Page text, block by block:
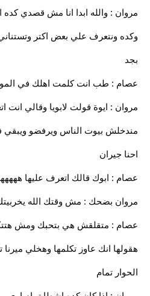
مروان : والله ابدا انا مش قصدي كده
وكده ونتعرف علي بعض اكتر وتستناني
بجد
عصام : طب انت كلمت اهلك في
مروان : ايوة قولت لابويا وقالي انت
مندخلش بيوت الناس ويرفضو ويبقي
احنا جيران
عصام : ابوك قالك اتعرف عليها
مروان بضحك : مش وقتك الله
عصام : متقلقش هي بتحبك ومش
هقولها انك عاوز تكلمها وهخلي
الحوار تمام